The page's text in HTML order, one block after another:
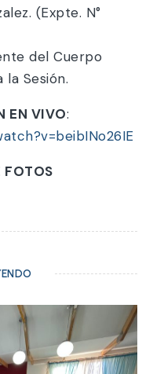
(Expte. N°
del Cuerpo
la Sesión.
EN VIVO:
FOTOS